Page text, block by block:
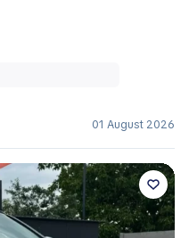
01 August 2026